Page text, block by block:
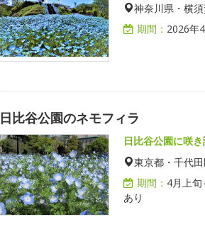
神奈川県・横
期間： 2026年
日比谷公園のネモフィラ
日比谷公園に咲
東京都・千代
期間： 4月上
あり